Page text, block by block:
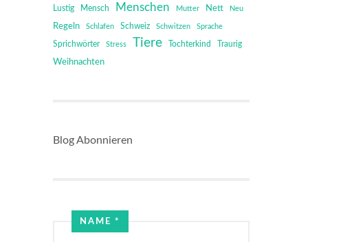
Lustig Mensch Menschen Mutter Nett Neu
Regeln Schlafen Schweiz Schwitzen Sprache
Sprichwörter Stress Tiere Tochterkind Traurig
Weihnachten
Blog Abonnieren
Name
NAME *